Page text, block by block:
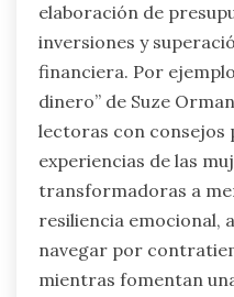
elaboración de
inversiones y
financiera. Por
dinero” de Suze
lectoras con consejos
experiencias de las
transformadoras a
resiliencia emocional,
navegar por
mientras fomentan